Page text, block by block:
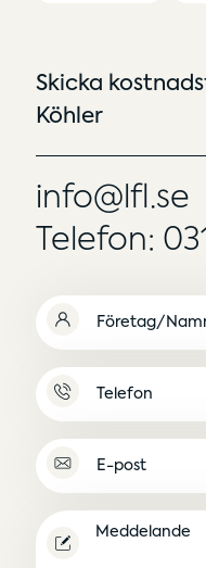
Skicka
Köhler
info@lfl.se
Telefon:
Namn
(Obligatoriskt)
Namnlös
E-
post
(Obligatoriskt)
Meddelande